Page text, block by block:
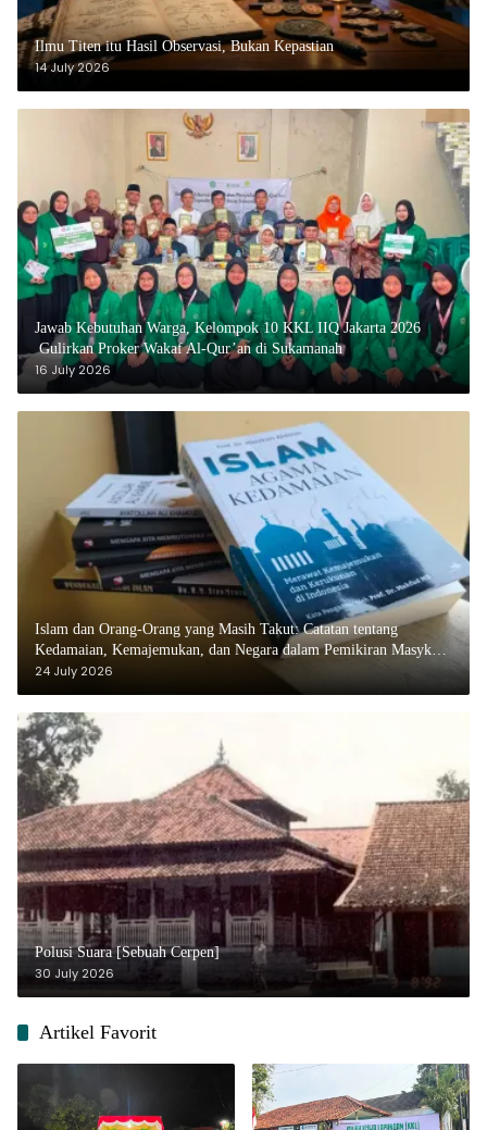
Ilmu Titen itu Hasil Observasi, Bukan Kepastian
14 July 2026
Jawab Kebutuhan Warga, Kelompok 10 KKL IIQ Jakarta 2026
Gulirkan Proker Wakaf Al-Qur’an di Sukamanah
16 July 2026
Islam dan Orang-Orang yang Masih Takut: Catatan tentang
Kedamaian, Kemajemukan, dan Negara dalam Pemikiran Masykuri
Abdillah
24 July 2026
Polusi Suara [Sebuah Cerpen]
30 July 2026
Artikel Favorit